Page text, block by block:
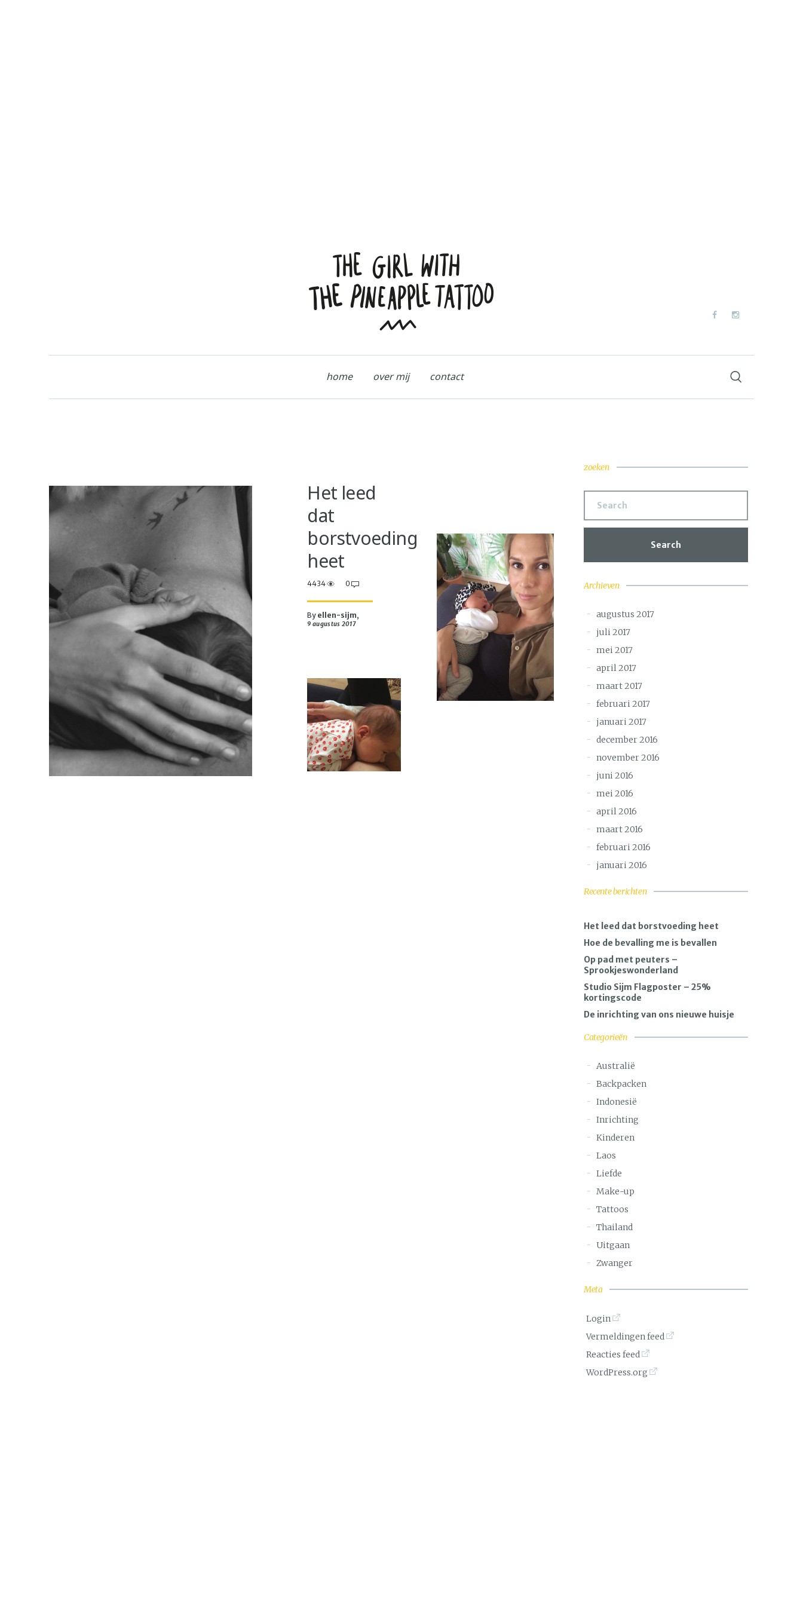
home over mij contact
Het leed
dat
borstvoeding
heet
4434 0
By ellen-sijm,
9 augustus 2017
zoeken
Search
Archieven
augustus 2017
juli 2017
mei 2017
april 2017
maart 2017
februari 2017
januari 2017
december 2016
november 2016
juni 2016
mei 2016
april 2016
maart 2016
februari 2016
januari 2016
Recente berichten
Het leed dat borstvoeding heet
Hoe de bevalling me is bevallen
Op pad met peuters –
Sprookjeswonderland
Studio Sijm Flagposter – 25%
kortingscode
De inrichting van ons nieuwe huisje
Categorieën
Australië
Backpacken
Indonesië
Inrichting
Kinderen
Laos
Liefde
Make-up
Tattoos
Thailand
Uitgaan
Zwanger
Meta
Login
Vermeldingen feed
Reacties feed
WordPress.org